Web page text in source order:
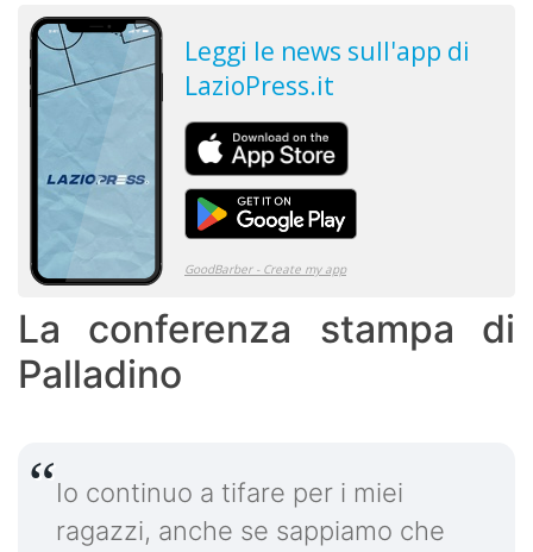
La conferenza stampa di
Palladino
Io continuo a tifare per i miei
ragazzi, anche se sappiamo che